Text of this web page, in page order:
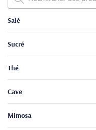
produits
Salé
Sucré
Thé
Cave
Mimosa